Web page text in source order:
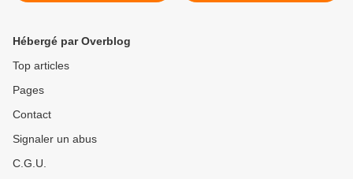
Hébergé par Overblog
Top articles
Pages
Contact
Signaler un abus
C.G.U.